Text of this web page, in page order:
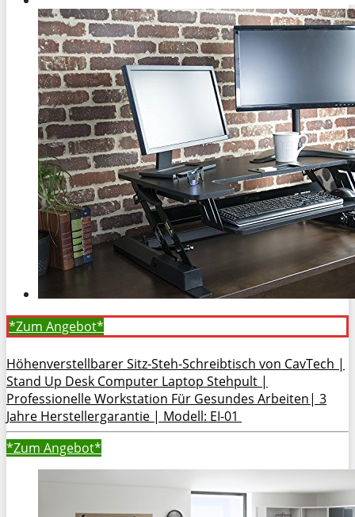
*Zum Angebot*
Höhenverstellbarer Sitz-Steh-Schreibtisch von CavTech |
Stand Up Desk Computer Laptop Stehpult |
Professionelle Workstation Für Gesundes Arbeiten| 3
Jahre Herstellergarantie | Modell: EI-01
*Zum Angebot*